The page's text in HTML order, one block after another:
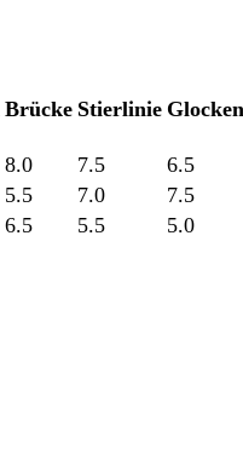
Brücke Stierlinie
8.0 7.5
6.5
5.5 7.0
7.5
6.5 5.5
5.0